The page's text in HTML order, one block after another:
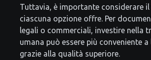
Tuttavia, è importante considerare il
ciascuna opzione offre. Per
legali o commerciali, investire nella
umana può essere più conveniente
grazie alla qualità superiore.